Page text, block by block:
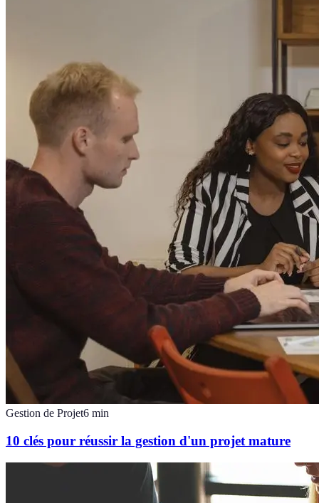
Gestion de Projet6 min
10 clés pour réussir la gestion d'un projet mature